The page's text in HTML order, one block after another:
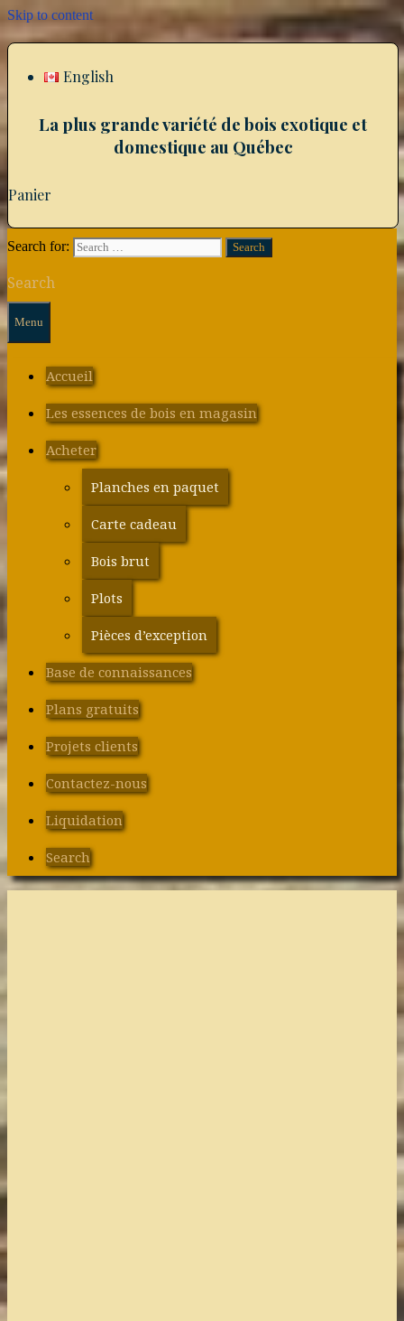
Skip to content
English
La plus grande variété de bois exotique et
domestique au Québec
Panier
Search for:
Search
Menu
Accueil
Les essences de bois en magasin
Acheter
Planches en paquet
Carte cadeau
Bois brut
Plots
Pièces d’exception
Base de connaissances
Plans gratuits
Projets clients
Contactez-nous
Liquidation
Search